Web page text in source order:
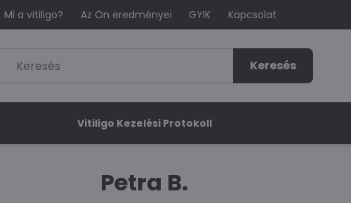
Mi a vitiligo? Az Ön eredményei GYIK Kapcsolat
Keresés
Vitiligo Kezelési Protokoll
Petra B.